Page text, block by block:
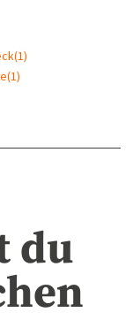
(1)
(1)
du